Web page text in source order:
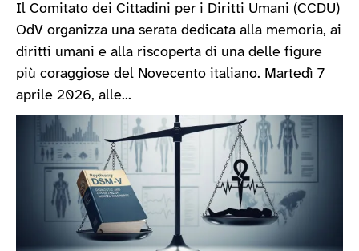
Il Comitato dei Cittadini per i Diritti Umani (CCDU)
OdV organizza una serata dedicata alla memoria, ai
diritti umani e alla riscoperta di una delle figure
più coraggiose del Novecento italiano. Martedì 7
aprile 2026, alle...